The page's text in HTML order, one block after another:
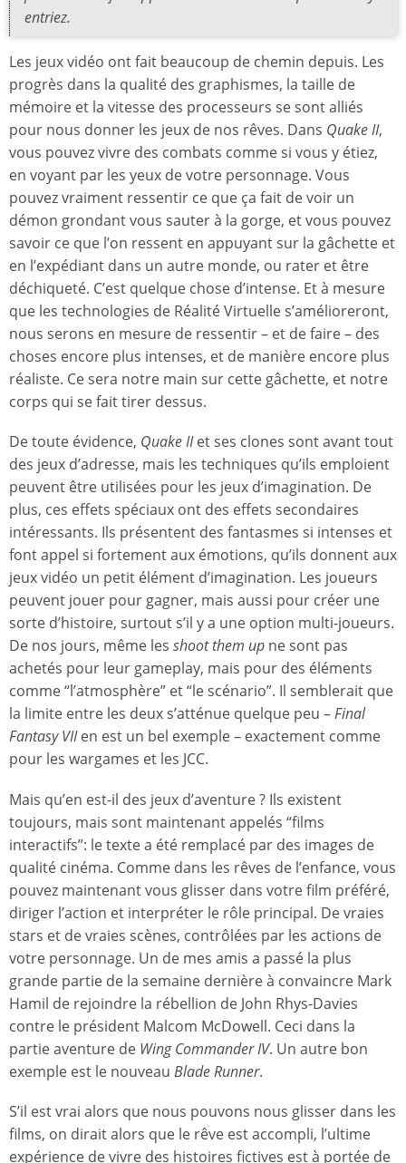
entriez.
Les jeux vidéo ont fait beaucoup de chemin depuis. Les
progrès dans la qualité des graphismes, la taille de
mémoire et la vitesse des processeurs se sont alliés
pour nous donner les jeux de nos rêves. Dans Quake II,
vous pouvez vivre des combats comme si vous y étiez,
en voyant par les yeux de votre personnage. Vous
pouvez vraiment ressentir ce que ça fait de voir un
démon grondant vous sauter à la gorge, et vous pouvez
savoir ce que l’on ressent en appuyant sur la gâchette et
en l’expédiant dans un autre monde, ou rater et être
déchiqueté. C’est quelque chose d’intense. Et à mesure
que les technologies de Réalité Virtuelle s’amélioreront,
nous serons en mesure de ressentir – et de faire – des
choses encore plus intenses, et de manière encore plus
réaliste. Ce sera notre main sur cette gâchette, et notre
corps qui se fait tirer dessus.
De toute évidence, Quake IIet ses clones sont avant tout
des jeux d’adresse, mais les techniques qu’ils emploient
peuvent être utilisées pour les jeux d’imagination. De
plus, ces effets spéciaux ont des effets secondaires
intéressants. Ils présentent des fantasmes si intenses et
font appel si fortement aux émotions, qu’ils donnent aux
jeux vidéo un petit élément d’imagination. Les joueurs
peuvent jouer pour gagner, mais aussi pour créer une
sorte d’histoire, surtout s’il y a une option multi-joueurs.
De nos jours, même les shoot them up ne sont pas
achetés pour leur gameplay, mais pour des éléments
comme “l’atmosphère” et “le scénario”. Il semblerait que
la limite entre les deux s’atténue quelque peu –Final
Fantasy VIIen est un bel exemple – exactement comme
pour les wargames et les JCC.
Mais qu’en est-il des jeux d’aventure ? Ils existent
toujours, mais sont maintenant appelés “films
interactifs”: le texte a été remplacé par des images de
qualité cinéma. Comme dans les rêves de l’enfance, vous
pouvez maintenant vous glisser dans votre film préféré,
diriger l’action et interpréter le rôle principal. De vraies
stars et de vraies scènes, contrôlées par les actions de
votre personnage. Un de mes amis a passé la plus
grande partie de la semaine dernière à convaincre Mark
Hamil de rejoindre la rébellion de John Rhys-Davies
contre le président Malcom McDowell. Ceci dans la
partie aventure de Wing Commander IV. Un autre bon
exemple est le nouveau Blade Runner.
S’il est vrai alors que nous pouvons nous glisser dans les
films, on dirait alors que le rêve est accompli, l’ultime
expérience de vivre des histoires fictives est à portée de